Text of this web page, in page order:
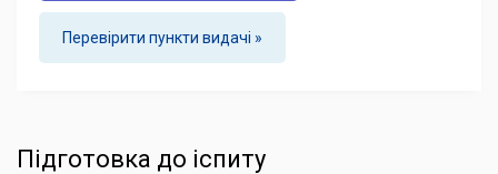
Перевірити пункти видачі »
Підготовка до іспиту